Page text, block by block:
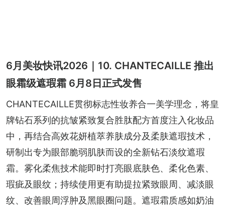
6月美妆快讯2026｜10. CHANTECAILLE 推出
眼霜级遮瑕霜 6月8日正式发售
CHANTECAILLE贯彻标志性妆养合一美学理念，将皇
牌钻石系列的抗皱紧致复合胜肽配方首度注入化妆品
中，再结合高效花妍植萃养肤成分及柔肤遮瑕技术，
研制出专为眼部脆弱肌肤而设的全新钻石淡纹遮瑕
霜。雾化柔焦技术能即时打亮眼底肤色、柔化色素、
瑕疵及眼纹；持续使用更有助提拉紧致眼周、减淡眼
纹、改善眼周浮肿及黑眼圈问题。遮瑕霜质感如奶油